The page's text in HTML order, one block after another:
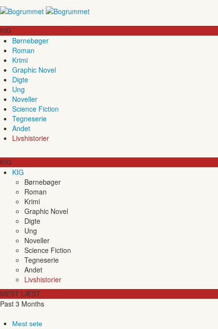
KIG
Børnebøger
Roman
Krimi
Graphic Novel
Digte
Ung
Noveller
Science Fiction
Tegneserie
Andet
Livshistorier
KIG
KIG
Børnebøger
Roman
Krimi
Graphic Novel
Digte
Ung
Noveller
Science Fiction
Tegneserie
Andet
Livshistorier
MEST LÆST
Past 3 Months
Mest sete